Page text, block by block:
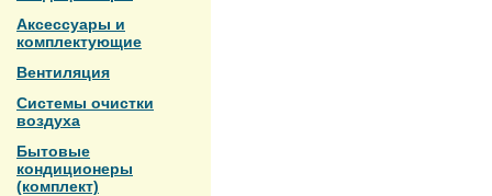
Аксессуары и
комплектующие
Вентиляция
Системы очистки
воздуха
Бытовые
кондиционеры
(комплект)